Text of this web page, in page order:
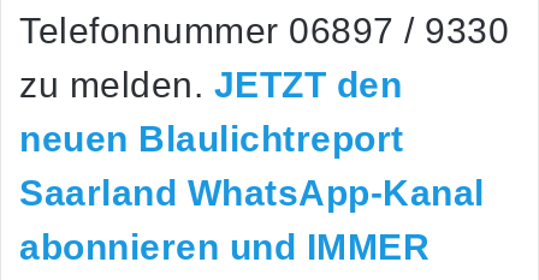
Telefonnummer 06897 / 9330
zu melden. JETZT den
neuen Blaulichtreport
Saarland WhatsApp-Kanal
abonnieren und IMMER